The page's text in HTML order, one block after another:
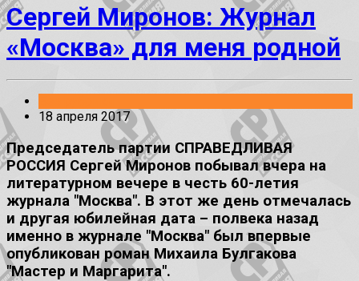
Сергей Миронов: Журнал
«Москва» для меня родной
18 апреля 2017
Председатель партии СПРАВЕДЛИВАЯ
РОССИЯ Сергей Миронов побывал вчера на
литературном вечере в честь 60-летия
журнала "Москва". В этот же день отмечалась
и другая юбилейная дата – полвека назад
именно в журнале "Москва" был впервые
опубликован роман Михаила Булгакова
"Мастер и Маргарита".